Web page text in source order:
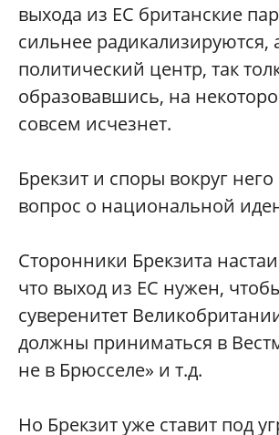
выхода из ЕС британские
сильнее радикализируются,
политический центр, так
образовавшись, на
совсем исчезнет.
Брекзит и споры вокруг
вопрос о национальной
Сторонники Брекзита
что выход из ЕС нужен,
суверенитет
должны приниматься в
не в Брюсселе» и т.д.
Но Брекзит уже ставит под